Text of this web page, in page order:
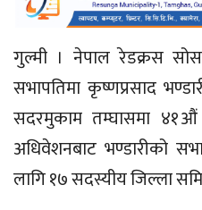
गुल्मी । नेपाल रेडक्रस
सभापतिमा कृष्णप्रसाद
सदरमुकाम तम्घासमा ४१औं
अधिवेशनबाट भण्डारीको
लागि १७ सदस्यीय जिल्ला